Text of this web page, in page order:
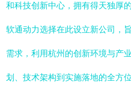
和科技创新中心，拥有得天独厚
软通动力选择在此设立新公司，
需求，利用杭州的创新环境与产
划、技术架构到实施落地的全方位